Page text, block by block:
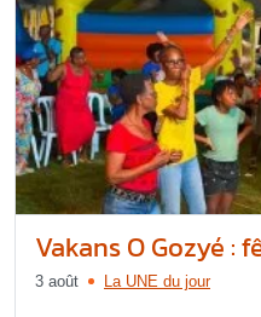
Vakans O Gozyé :
3 août La UNE du jour